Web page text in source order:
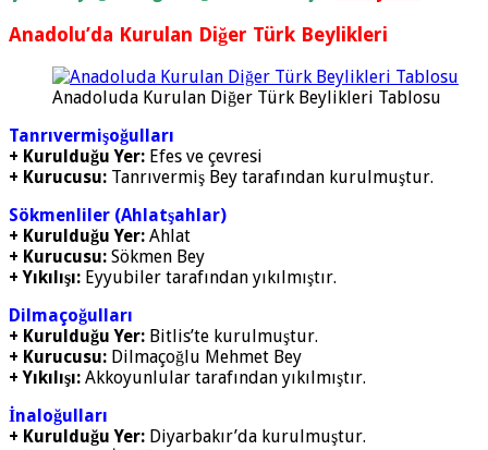
Anadolu’da Kurulan Diğer Türk Beylikleri
Anadoluda Kurulan Diğer Türk Beylikleri Tablosu
Tanrıvermişoğulları
+ Kurulduğu Yer: Efes ve çevresi
+ Kurucusu: Tanrıvermiş Bey tarafından kurulmuştur.
Sökmenliler (Ahlatşahlar)
+ Kurulduğu Yer: Ahlat
+ Kurucusu: Sökmen Bey
+ Yıkılışı: Eyyubiler tarafından yıkılmıştır.
Dilmaçoğulları
+ Kurulduğu Yer: Bitlis’te kurulmuştur.
+ Kurucusu: Dilmaçoğlu Mehmet Bey
+ Yıkılışı: Akkoyunlular tarafından yıkılmıştır.
İnaloğulları
+ Kurulduğu Yer: Diyarbakır’da kurulmuştur.